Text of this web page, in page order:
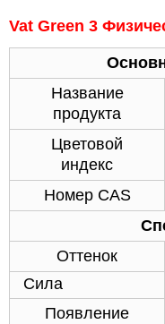
Vat Green 3
Название
продукта
Цветовой
индекс
Номер CAS
Оттенок
Сила
Появление